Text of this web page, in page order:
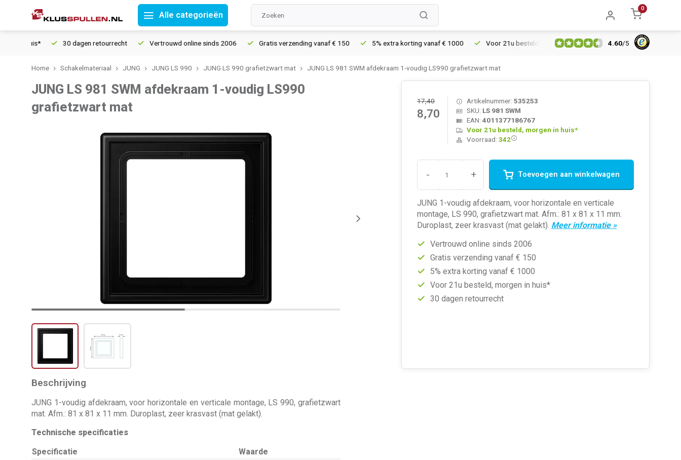
Alle categorieën
0
30 dagen retourrecht Vertrouwd online sinds 2006 Gratis verzending vanaf € 150 5% extra korting vanaf € 1000 Voor 21u besteld, morgen in huis* 30 dagen retourrecht
4.60/5
Home Schakelmateriaal JUNG JUNG LS 990 JUNG LS 990 grafietzwart mat JUNG LS 981 SWM afdekraam 1-voudig LS990 grafietzwart mat
JUNG LS 981 SWM afdekraam 1-voudig LS990
grafietzwart mat
17,40
8,70
Artikelnummer: 535253
SKU: LS 981 SWM
EAN: 4011377186767
Voor 21u besteld, morgen in huis*
Voorraad: 342
- + Toevoegen aan winkelwagen
JUNG 1-voudig afdekraam, voor horizontale en verticale
montage, LS 990, grafietzwart mat. Afm.: 81 x 81 x 11 mm.
Duroplast, zeer krasvast (mat gelakt). Meer informatie »
Vertrouwd online sinds 2006
Gratis verzending vanaf € 150
5% extra korting vanaf € 1000
Voor 21u besteld, morgen in huis*
30 dagen retourrecht
Beschrijving
JUNG 1-voudig afdekraam, voor horizontale en verticale montage, LS 990, grafietzwart
mat. Afm.: 81 x 81 x 11 mm. Duroplast, zeer krasvast (mat gelakt).
Technische specificaties
Specificatie
Waarde